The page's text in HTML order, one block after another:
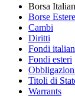
Borsa
Borse Estere
Cambi
Diritti
Fondi
Fondi esteri
Titoli di
Warrants